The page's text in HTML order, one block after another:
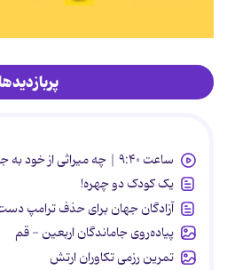
ساعت ۹:۴۰ | چه میراثی از خود به جای گذاشت؟
یک کودک دو چهره!
آزادگان جهان برای حذف ترامپ
پیاده‌روی جاماندگان اربعین - قم
تمرین رزمی تکاوران ارتش